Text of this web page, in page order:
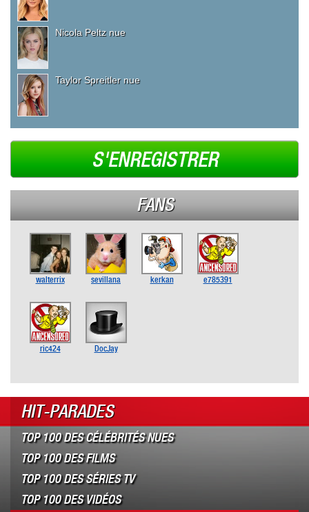
Nicola Peltz nue
Taylor Spreitler nue
S'ENREGISTRER
FANS
walterrix sevillana kerkan e785391
ric424 DocJay
HIT-PARADES
TOP 100 DES CÉLÉBRITÉS NUES
TOP 100 DES FILMS
TOP 100 DES SÉRIES TV
TOP 100 DES VIDÉOS